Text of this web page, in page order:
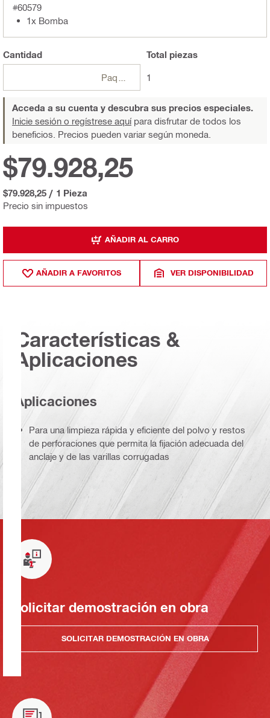
#60579
1x Bomba
Cantidad Total piezas
1
Acceda a su cuenta y descubra sus precios especiales.
Inicie sesión o regístrese aquípara disfrutar de todos los
beneficios. Precios pueden variar según moneda.
Precio sin impuestos
$79.928,25
$79.928,25 / 1 Pieza
AÑADIR AL CARRO
AÑADIR A FAVORITOS VER DISPONIBILIDAD
Características &
Aplicaciones
Aplicaciones
Para una limpieza rápida y eficiente del polvo y restos
de perforaciones que permita la fijación adecuada del
anclaje y de las varillas corrugadas
Solicitar demostración en obra
SOLICITAR DEMOSTRACIÓN EN OBRA